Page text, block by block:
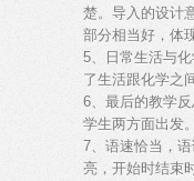
楚。导入的设计
部分相当好，体
5、日常生活与
了生活跟化学之
6、最后的教学
学生两方面出发。
7、语速恰当，
亮，开始时结束